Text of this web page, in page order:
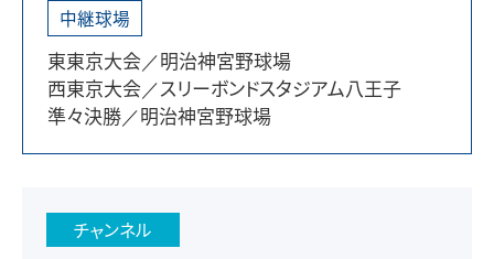
中継球場
東東京大会／明治神宮野球場
西東京大会／スリーボンドスタジアム八王子
準々決勝／明治神宮野球場
チャンネル